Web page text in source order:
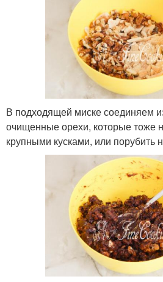
В подходящей миске соединяем
очищенные орехи, которые тоже
крупными кусками, или порубить